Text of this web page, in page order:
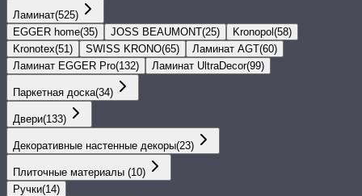
Ламинат(525)
EGGER home(35) JOSS BEAUMONT(25) Kronopol (58)
Kronotex(51 ) SWISS KRONO(65) Ламинат AGT(60)
Ламинат EGGER Pro(132) Ламинат UltraDecor(99)
Паркетная доска(34)
Двери(133)
Декоративные настенные декоры(23)
Плиточные материалы (10)
Ручки(14)